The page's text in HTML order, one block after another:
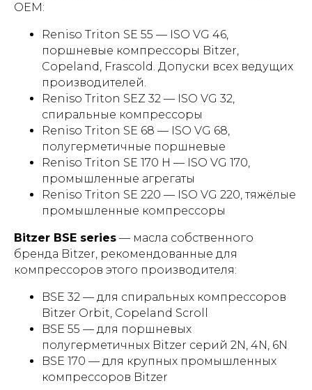
OEM:
Reniso Triton SE 55 — ISO VG 46,
поршневые компрессоры Bitzer,
Copeland, Frascold. Допуски всех ведущих
производителей.
Reniso Triton SEZ 32 — ISO VG 32,
спиральные компрессоры
Reniso Triton SE 68 — ISO VG 68,
полугерметичные поршневые
Reniso Triton SE 170 H — ISO VG 170,
промышленные агрегаты
Reniso Triton SE 220 — ISO VG 220, тяжёлые
промышленные компрессоры
Bitzer BSE series — масла собственного
бренда Bitzer, рекомендованные для
компрессоров этого производителя:
BSE 32 — для спиральных компрессоров
Bitzer Orbit, Copeland Scroll
BSE 55 — для поршневых
полугерметичных Bitzer серий 2N, 4N, 6N
BSE 170 — для крупных промышленных
компрессоров Bitzer